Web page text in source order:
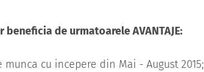
de urmatoarele AVANTAJE:
cu incepere din Mai - August 2015;